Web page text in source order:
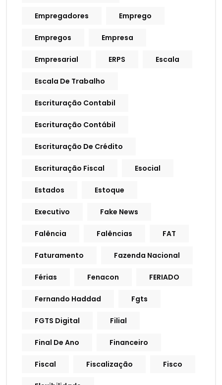
Empregadores Emprego
Empregos Empresa
Empresarial ERPS Escala
Escala De Trabalho
Escrituração Contabil
Escrituração Contábil
Escrituração De Crédito
Escrituração Fiscal Esocial
Estados Estoque
Executivo Fake News
Falência Falências FAT
Faturamento Fazenda Nacional
Férias Fenacon FERIADO
Fernando Haddad Fgts
FGTS Digital Filial
Final De Ano Financeiro
Fiscal Fiscalização Fisco